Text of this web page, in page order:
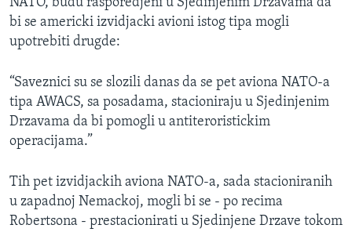
bi se americki izvidjacki avioni istog tipa mogli
upotrebiti drugde:
“Saveznici su se slozili danas da se pet aviona NATO-a
tipa AWACS, sa posadama, stacioniraju u Sjedinjenim
Drzavama da bi pomogli u antiteroristickim
operacijama.”
Tih pet izvidjackih aviona NATO-a, sada stacioniranih
u zapadnoj Nemackoj, mogli bi se - po recima
Robertsona - prestacionirati u Sjedinjene Drzave tokom